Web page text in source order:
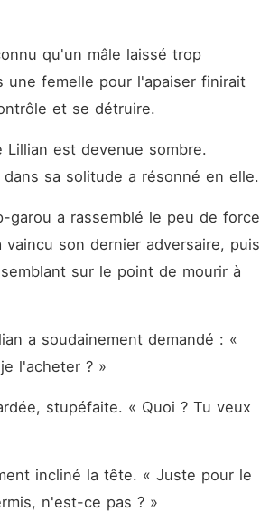
qu'un mâle laissé trop
une femelle pour l'apaiser finirait
et se détruire.
Lillian est devenue sombre.
sa solitude a résonné en elle.
garou a rassemblé le peu de force
son dernier adversaire, puis
sur le point de mourir à
a soudainement demandé : «
l'acheter ? »
stupéfaite. « Quoi ? Tu veux
incliné la tête. « Juste pour le
n'est-ce pas ? »